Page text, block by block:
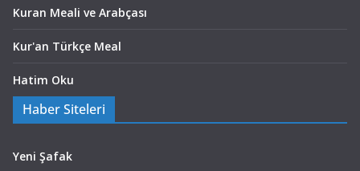
Kuran Meali ve Arabçası
Kur'an Türkçe Meal
Hatim Oku
Haber Siteleri
Yeni Şafak